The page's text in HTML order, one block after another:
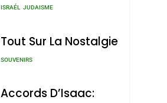
Nouvelle Chanson De
ISRAÉL JUDAISME
Tout Sur La Nostalgie
SOUVENIRS
Accords D’Isaac: